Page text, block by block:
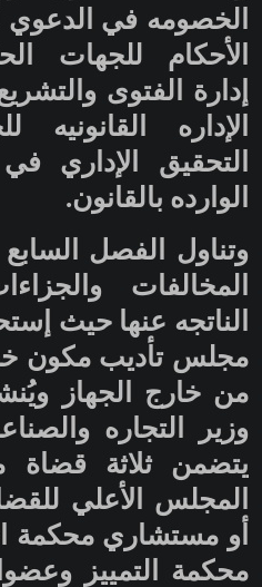
الخصومه في الدعوي
الأحكام للجهات
إدارة الفتوى
الإداره القانونيه
التحقيق الإداري
الوارده بالقانون.
وتناول الفصل
المخالفات
الناتجه عنها حيث
مجلس تأديب مكون
من خارج الجهاز
وزير التجاره
يتضمن ثلاثة قضاة
المجلس الأعلي
أو مستشاري محكمة
محكمة التمييز